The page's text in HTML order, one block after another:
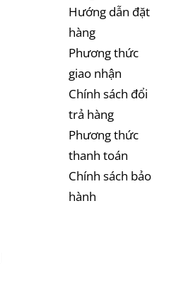
Hướng dẫn đặt
hàng
Phương thức
giao nhận
Chính sách đổi
trả hàng
Phương thức
thanh toán
Chính sách bảo
hành